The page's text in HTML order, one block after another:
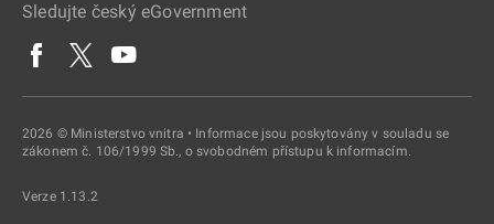
Sledujte český eGovernment
2026 © Ministerstvo vnitra • Informace jsou poskytovány v souladu se
zákonem č. 106/1999 Sb., o svobodném přístupu k informacím.
Verze 1.13.2